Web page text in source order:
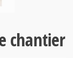
chantier